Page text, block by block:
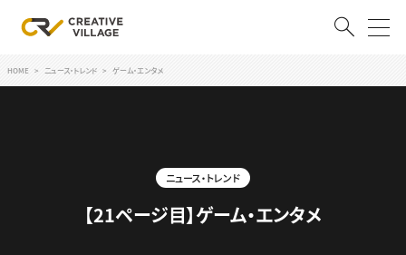
クリエイター求人を探す
HOME ニュース・トレンド ゲーム・エンタメ
ニュース・トレンド
【21ページ目】ゲーム・エンタメ